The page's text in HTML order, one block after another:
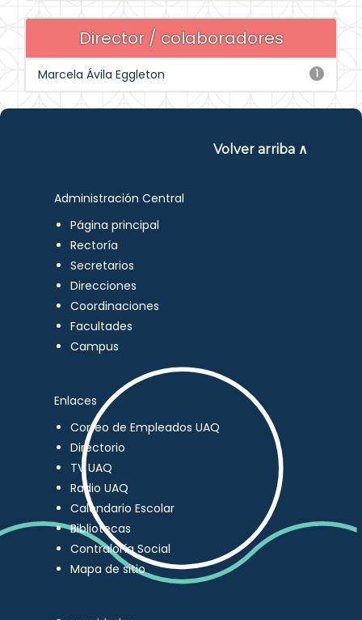
Director / colaboradores
1
Marcela Ávila Eggleton
Volver arriba ∧
Administración Central
Página principal
Rectoría
Secretarios
Direcciones
Coordinaciones
Facultades
Campus
Enlaces
Correo de Empleados UAQ
Directorio
TV UAQ
Radio UAQ
Calendario Escolar
Bibliotecas
Contraloría Social
Mapa de sitio